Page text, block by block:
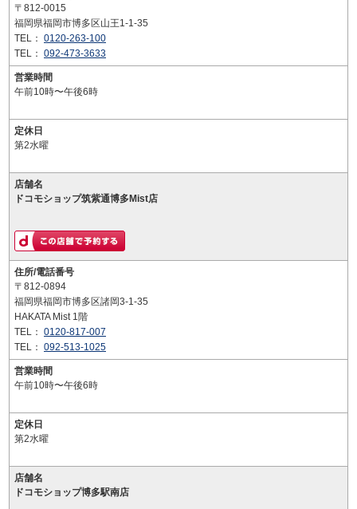
〒812-0015
福岡県福岡市博多区山王1-1-35
TEL： 0120-263-100
TEL： 092-473-3633
営業時間
午前10時〜午後6時
定休日
第2水曜
店舗名
ドコモショップ筑紫通博多Mist店
住所/電話番号
〒812-0894
福岡県福岡市博多区諸岡3-1-35
HAKATA Mist 1階
TEL： 0120-817-007
TEL： 092-513-1025
営業時間
午前10時〜午後6時
定休日
第2水曜
店舗名
ドコモショップ博多駅南店